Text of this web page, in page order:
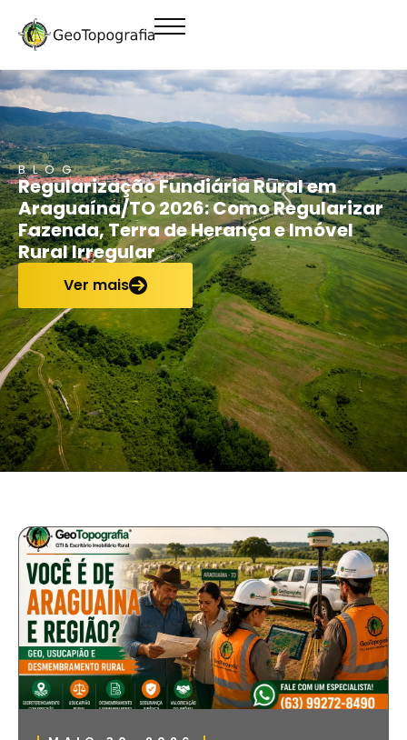
conteúdo
BLOG
Regularização Fundiária Rural em
Araguaína/TO 2026: Como Regularizar
Fazenda, Terra de Herança e Imóvel
Rural Irregular
Ver mais